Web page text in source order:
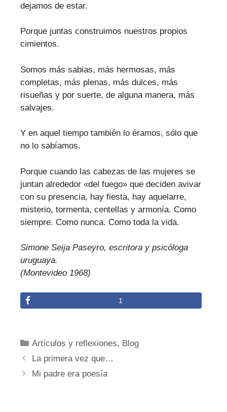
dejamos de estar.
Porque juntas construimos nuestros propios
cimientos.
Somos más sabias, más hermosas, más
completas, más plenas, más dulces, más
risueñas y por suerte, de alguna manera, más
salvajes.
Y en aquel tiempo también lo éramos, sólo que
no lo sabíamos.
Porque cuando las cabezas de las mujeres se
juntan alrededor «del fuego» que deciden avivar
con su presencia, hay fiesta, hay aquelarre,
misterio, tormenta, centellas y armonía. Como
siempre. Como nunca. Como toda la vida.
Simone Seija Paseyro, escritora y psicóloga
uruguaya.
(Montevideo 1968)
1
Categorías
Artículos y reflexiones, Blog
La primera vez que…
Mi padre era poesía